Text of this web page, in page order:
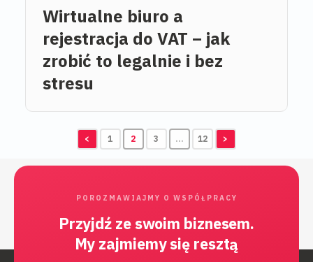
Wirtualne biuro a
rejestracja do VAT – jak
zrobić to legalnie i bez
stresu
< 1 2 3 … 12 >
POROZMAWIAJMY O WSPÓŁPRACY
Przyjdź ze swoim biznesem.
My zajmiemy się resztą